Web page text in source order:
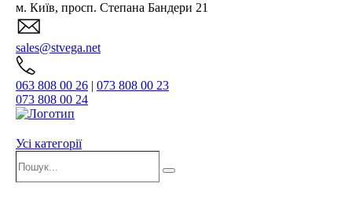
м. Київ, просп. Степана Бандери 21
sales@stvega.net
063 808 00 26 | 073 808 00 23
073 808 00 24
Усі категорії
Пошук